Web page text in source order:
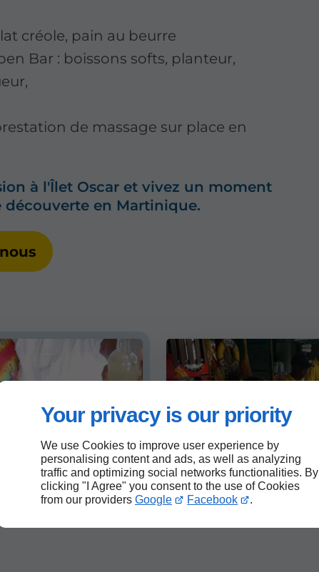
Your privacy is our priority
We use Cookies to improve user experience by
personalising content and ads, as well as analyzing
traffic and optimizing social networks functionalities. By
clicking "I Agree" you consent to the use of Cookies
from our providers Google Facebook .
créole, pain au beurre
Bar : boissons softs, planteur,
de massage sur place en
à l'Îlet Oscar et vivez un moment
découverte en Martinique.